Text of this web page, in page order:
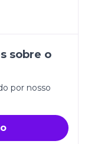
sobre o
por nosso